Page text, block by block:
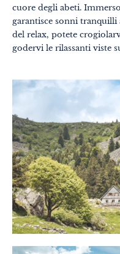
Temi
#EstSideStory
In famiglia
In due
Natura
Montagna
In città
Insolito
Gastronomia
Benessere
cuore degli abeti.
garantisce sonni
del relax, potete
godervi le rilassanti viste